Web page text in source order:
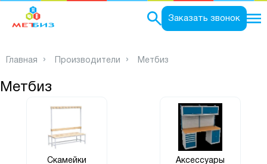
Заказать звонок
Главная Производители Метбиз
Метбиз
Скамейки
Аксессуары